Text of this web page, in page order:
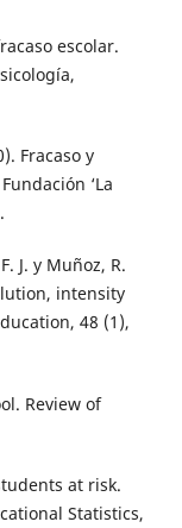
escolar.
Fracaso y
‘La
J. y Muñoz, R.
intensity
48 (1),
Review of
at risk.
Statistics,